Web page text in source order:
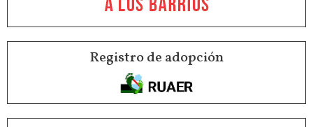
Registro de adopción